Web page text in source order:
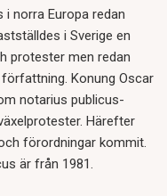
norra Europa redan
i Sverige en
protester men redan
Konung Oscar
notarius publicus-
Härefter
förordningar kommit.
är från 1981.